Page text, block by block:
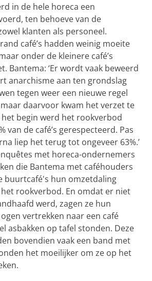
in de hele horeca een
ten behoeve van de
klanten als personeel.
café’s hadden weinig moeite
onder de kleinere café’s
Bantema: ‘Er wordt vaak beweerd
anarchisme aan ten grondslag
tegen weer een nieuwe regel
daarvoor kwam het verzet te
begin werd het rookverbod
van de café’s gerespecteerd. Pas
liep het terug tot ongeveer 63%.’
met horeca-ondernemers
die Bantema met caféhouders
buurtcafé's hun omzetdaling
rookverbod. En omdat er niet
werd, zagen ze hun
vertrekken naar een café
asbakken op tafel stonden. Deze
bovendien vaak een band met
het moeilijker om ze op het